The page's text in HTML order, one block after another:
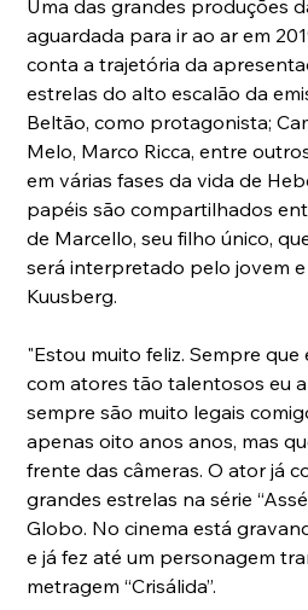
Uma das grandes produções
aguardada para ir ao ar em
conta a trajetória da
estrelas do alto escalão da
Beltão, como protagonista;
Melo, Marco Ricca, entre
em várias fases da vida de
papéis são compartilhados
de Marcello, seu filho único,
será interpretado pelo jovem
Kuusberg.
"Estou muito feliz. Sempre
com atores tão talentosos eu
sempre são muito legais
apenas oito anos anos, mas
frente das câmeras. O ator já
grandes estrelas na série
Globo. No cinema está
e já fez até um personagem
metragem “Crisálida”.